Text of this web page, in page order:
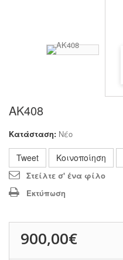
AK408
Κατάσταση: Νέο
Tweet Κοινοποίηση
Στείλτε σ' ένα φίλο
Εκτύπωση
900,00€